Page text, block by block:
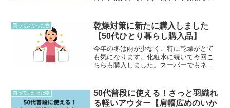
ているものなのですが、どちらもとても
気に入っています。...
買ってよかった物
乾燥対策に新たに購入しました
【50代ひとり暮らし購入品】
今年の冬は雨が少なく、特に乾燥がとて
も気になります。化粧水に続いて今回こ
ちらも購入しました。スーパーでもネッ
購入）お風呂あがりなどにも顔にも体に
も、化粧水つけて...
買ってよかった物
50代普段に使える！さっと羽織れ
る軽いアウター【肩幅広めのいか